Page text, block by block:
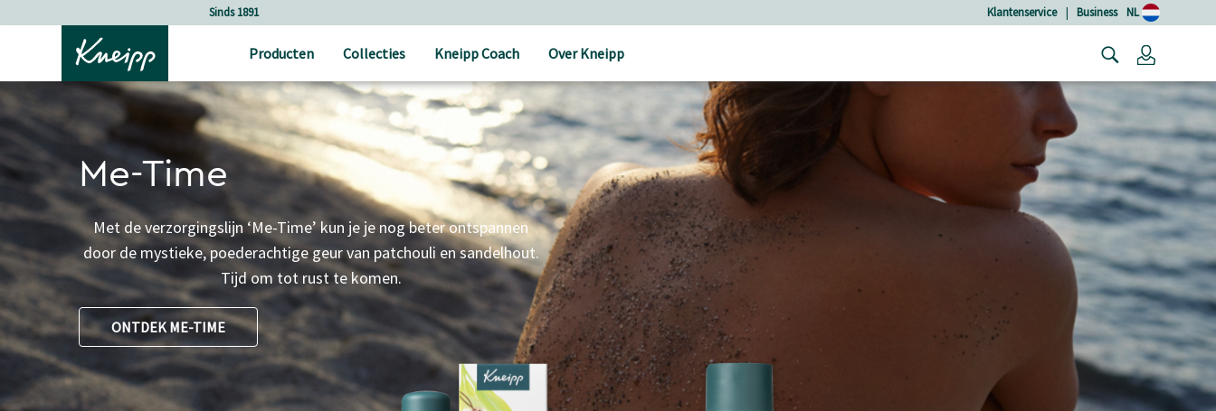
Holistische verzorging Klantenservice | Business NL
Producten Collecties Kneipp Coach Over Kneipp
Me-Time
Met de verzorgingslijn ‘Me-Time’ kun je je nog beter ontspannen
door de mystieke, poederachtige geur van patchouli en sandelhout.
Tijd om tot rust te komen.
ONTDEK ME-TIME